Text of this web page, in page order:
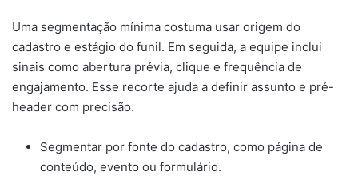
Uma segmentação mínima costuma usar origem do
cadastro e estágio do funil. Em seguida, a equipe inclui
sinais como abertura prévia, clique e frequência de
engajamento. Esse recorte ajuda a definir assunto e pré-
header com precisão.
Segmentar por fonte do cadastro, como página de
conteúdo, evento ou formulário.